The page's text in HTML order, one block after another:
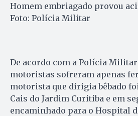
Homem embriagado provou
Foto: Polícia Militar
De acordo com a Polícia Militar
motoristas sofreram apenas
motorista que dirigia bêbado
Cais do Jardim Curitiba e em
encaminhado para o Hospital